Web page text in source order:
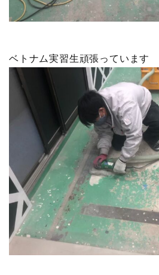
ベトナム実習生頑張っています